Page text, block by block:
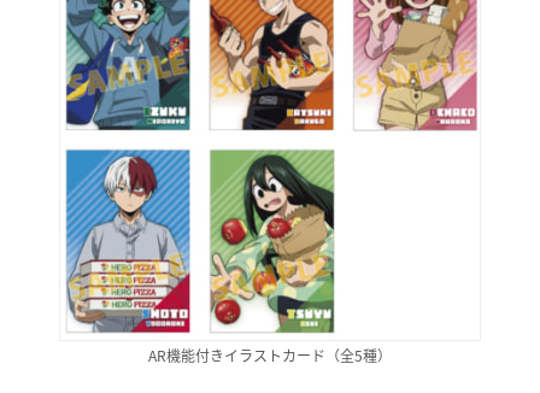
AR機能付きイラストカード（全5種）